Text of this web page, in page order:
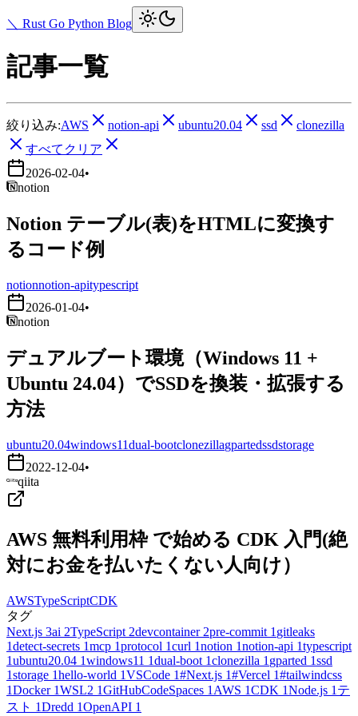
＼ Rust Go Python Blog
記事一覧
絞り込み:AWS notion-api ubuntu20.04 ssd
clonezilla
すべてクリア
2026-02-04•
notion
Notion テーブル(表)をHTMLに変換す
るコード例
notionnotion-apitypescript
2026-01-04•
notion
デュアルブート環境（Windows 11 +
Ubuntu 24.04）でSSDを換装・拡張する
方法
ubuntu20.04windows11dual-bootclonezillagpartedssdstorage
2022-12-04•
qiita
AWS 無料利用枠 で始める CDK 入門(絶
対にお金を払いたくない人向け）
AWSTypeScriptCDK
タグ
Next.js 3ai 2TypeScript 2devcontainer 2pre-commit 1 gitleaks
1detect-secrets 1mcp 1protocol 1curl 1notion 1notion-api 1typescript
1ubuntu20.04 1windows11 1dual-boot 1clonezilla 1 gparted 1ssd
1storage 1hello-world 1VSCode 1#Next.js 1#Vercel 1#tailwindcss
1Docker 1WSL2 1GitHubCodeSpaces 1 AWS 1CDK 1Node.js 1 テ
スト 1Dredd 1OpenAPI 1